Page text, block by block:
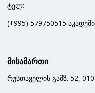
ტელ:
(+995) 579750515
მისამართი
რუსთაველის გამზ. 52,